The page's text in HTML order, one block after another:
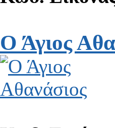
Ο Άγιος